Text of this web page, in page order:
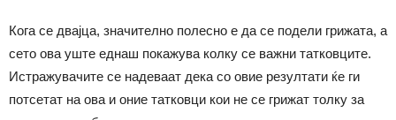
Кога се двајца, значително полесно е да се подели грижата, а
сето ова уште еднаш покажува колку се важни татковците.
Истражувачите се надеваат дека со овие резултати ќе ги
потсетат на ова и оние татковци кои не се грижат толку за